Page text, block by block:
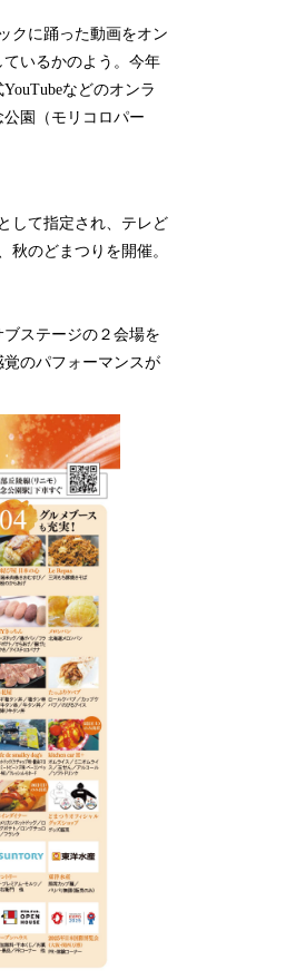
クに踊った動画をオン
いるかのよう。 今年
YouTubeなどのオンラ
園（モリコロパー
して指定され、テレど
のどまつりを開催。
ステージの２会場を
のパフォーマンスが